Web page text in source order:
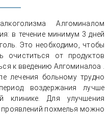
Алгоминалом
в течение минимум 3 дней
Это необходимо, чтобы
очиститься от продуктов
к введению Алгоминалоа .
лечения больному трудно
воздержания лучше
клинике. Для улучшения
похмелья можно